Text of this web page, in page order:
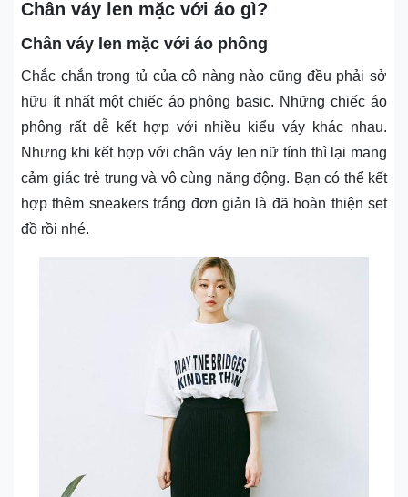
Chân váy len mặc với áo gì?
Chân váy len mặc với áo phông
Chắc chắn trong tủ của cô nàng nào cũng đều phải sở
hữu ít nhất một chiếc áo phông basic. Những chiếc áo
phông rất dễ kết hợp với nhiều kiểu váy khác nhau.
Nhưng khi kết hợp với chân váy len nữ tính thì lại mang
cảm giác trẻ trung và vô cùng năng động. Bạn có thể kết
hợp thêm sneakers trắng đơn giản là đã hoàn thiện set
đồ rồi nhé.